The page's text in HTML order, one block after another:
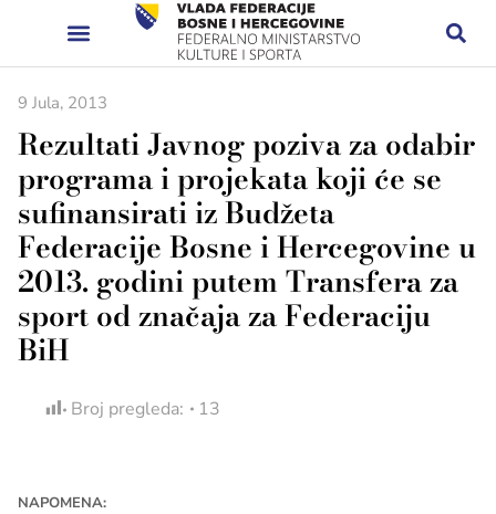
9 Jula, 2013
Rezultati Javnog poziva za odabir
programa i projekata koji će se
sufinansirati iz Budžeta
Federacije Bosne i Hercegovine u
2013. godini putem Transfera za
sport od značaja za Federaciju
BiH
Broj pregleda: 13
NAPOMENA: